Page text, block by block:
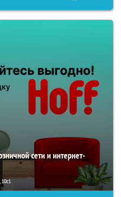
сети и интернет-